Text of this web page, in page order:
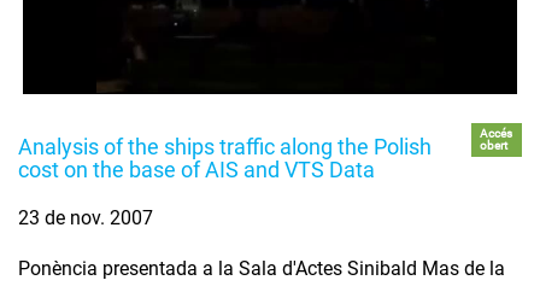
Analysis of the ships traffic along the Polish
cost on the base of AIS and VTS Data
Accés
obert
23 de nov. 2007
Ponència presentada a la Sala d'Actes Sinibald Mas de la